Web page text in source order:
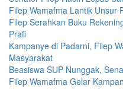
Filep Wamafma Lantik Unsur
Filep Serahkan Buku
Prafi
Kampanye di Padarni, Filep
Masyarakat
Beasiswa SUP Nunggak,
Filep Wamafma Gelar